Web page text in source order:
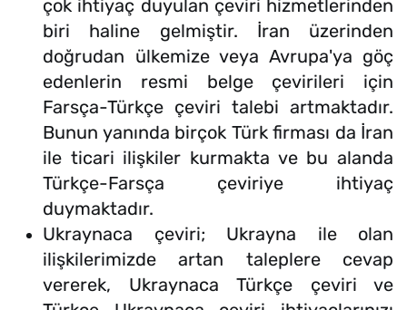
çok ihtiyaç duyulan çeviri hizmetlerinden
biri haline gelmiştir. İran üzerinden
doğrudan ülkemize veya Avrupa'ya göç
edenlerin resmi belge çevirileri için
Farsça-Türkçe çeviri talebi artmaktadır.
Bunun yanında birçok Türk firması da İran
ile ticari ilişkiler kurmakta ve bu alanda
Türkçe-Farsça çeviriye ihtiyaç
duymaktadır.
Ukraynaca çeviri; Ukrayna ile olan
ilişkilerimizde artan taleplere cevap
vererek, Ukraynaca Türkçe çeviri ve